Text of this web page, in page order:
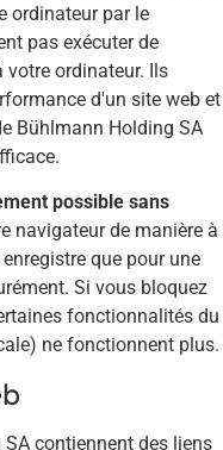
ordinateur par le
pas exécuter de
ordinateur. Ils
d'un site web et
Bühlmann Holding SA
possible sans
navigateur de manière à
que pour une
Si vous bloquez
fonctionnalités du
ne fonctionnent plus.
contiennent des liens